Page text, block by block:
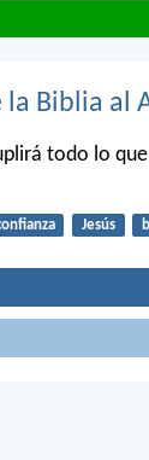
la Biblia al
todo lo
Jesús